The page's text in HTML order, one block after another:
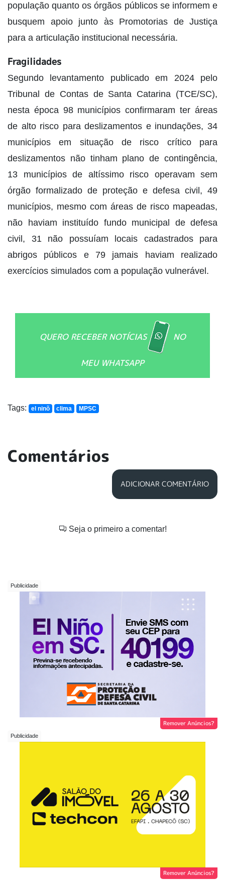
população quanto os órgãos públicos se informem e
busquem apoio junto às Promotorias de Justiça
para a articulação institucional necessária.
Fragilidades
Segundo levantamento publicado em 2024 pelo
Tribunal de Contas de Santa Catarina (TCE/SC),
nesta época 98 municípios confirmaram ter áreas
de alto risco para deslizamentos e inundações, 34
municípios em situação de risco crítico para
deslizamentos não tinham plano de contingência,
13 municípios de altíssimo risco operavam sem
órgão formalizado de proteção e defesa civil, 49
municípios, mesmo com áreas de risco mapeadas,
não haviam instituído fundo municipal de defesa
civil, 31 não possuíam locais cadastrados para
abrigos públicos e 79 jamais haviam realizado
exercícios simulados com a população vulnerável.
QUERO RECEBER NOTÍCIAS NO
MEU WHATSAPP
Tags: el ninõ clima MPSC
Comentários
ADICIONAR COMENTÁRIO
Seja o primeiro a comentar!
Remover Anúncios?
Remover Anúncios?